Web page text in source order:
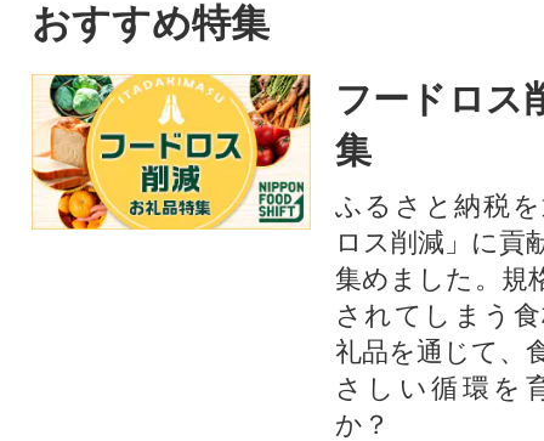
おすすめ特集
フードロス
集
ふるさと納税
ロス削減」に貢
集めました。規
されてしまう
礼品を通じて、
さしい循環を
か？​